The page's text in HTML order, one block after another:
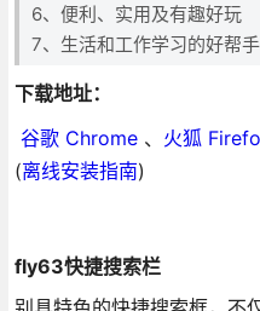
6、便利、实用及有趣好玩
7、生活和工作学习的好帮手
下载地址：
谷歌 Chrome、 火狐
(离线安装指南)
fly63快捷搜索栏